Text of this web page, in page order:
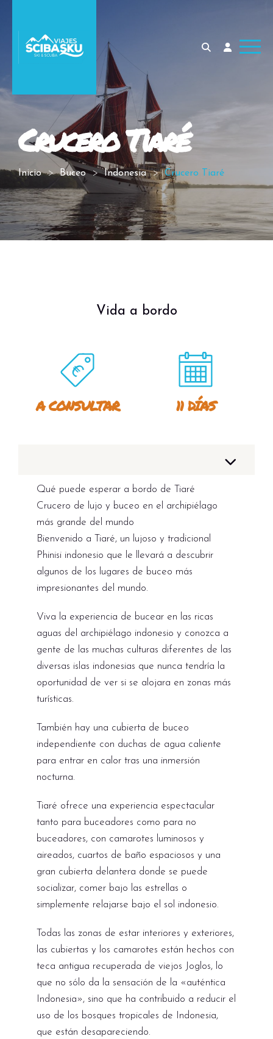
Crucero Tiaré
Inicio Buceo Indonesia Crucero Tiaré
Vida a bordo
A CONSULTAR 11 DÍAS
Qué puede esperar a bordo de Tiaré
Crucero de lujo y buceo en el archipiélago
más grande del mundo
Bienvenido a Tiaré, un lujoso y tradicional
Phinisi indonesio que le llevará a descubrir
algunos de los lugares de buceo más
impresionantes del mundo.
Viva la experiencia de bucear en las ricas
aguas del archipiélago indonesio y conozca a
gente de las muchas culturas diferentes de las
diversas islas indonesias que nunca tendría la
oportunidad de ver si se alojara en zonas más
turísticas.
También hay una cubierta de buceo
independiente con duchas de agua caliente
para entrar en calor tras una inmersión
nocturna.
Tiaré ofrece una experiencia espectacular
tanto para buceadores como para no
buceadores, con camarotes luminosos y
aireados, cuartos de baño espaciosos y una
gran cubierta delantera donde se puede
socializar, comer bajo las estrellas o
simplemente relajarse bajo el sol indonesio.
Todas las zonas de estar interiores y exteriores,
las cubiertas y los camarotes están hechos con
teca antigua recuperada de viejos Joglos, lo
que no sólo da la sensación de la «auténtica
Indonesia», sino que ha contribuido a reducir el
uso de los bosques tropicales de Indonesia,
que están desapareciendo.